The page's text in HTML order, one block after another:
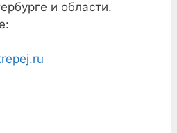
и области.